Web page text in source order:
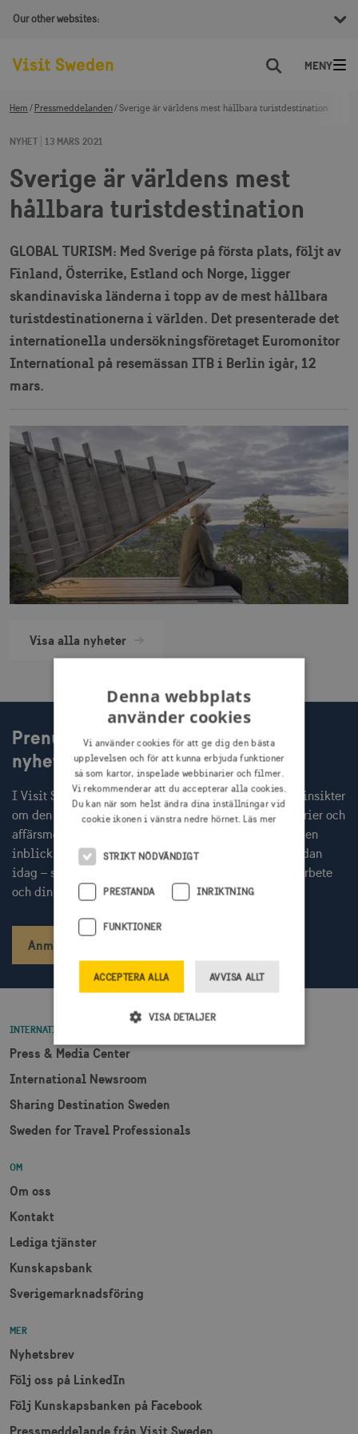
Our other websites:
Sök
Hem Pressmeddelanden Sverige är världens mest hållbara turistdestination
NYHET 13 MARS 2021
Sverige är världens mest
hållbara turistdestination
GLOBAL TURISM: Med Sverige på första plats, följt av
Finland, Österrike, Estland och Norge, ligger
skandinaviska länderna i topp av de mest hållbara
turistdestinationerna i världen. Det presenterade det
internationella undersökningsföretaget Euromonitor
International på resemässan ITB i Berlin igår, 12
mars.
Visa alla nyheter
Prenumerera på Visit Swedens
nyhetsbrev
I Visit Swedens nyhetsbrev får du varje månad färska insikter
om den globala resenären, inbjudningar till webbinarier och
affärsmöten med internationella researrangörer, samt en
inblick i aktuella Sverigekampanjer. Prenumerera redan
idag – så missar du inget av det som kan stärka ditt arbete
och din kommunikation.
Anmäl dig
INTERNATIONAL
Press & Media Center
International Newsroom
Sharing Destination Sweden
Sweden for Travel Professionals
OM
Om oss
Kontakt
Lediga tjänster
Kunskapsbank
Sverigemarknadsföring
MER
Nyhetsbrev
Följ oss på LinkedIn
Följ Kunskapsbanken på Facebook
Denna webbplats
använder cookies
Vi använder cookies för att ge dig den bästa
upplevelsen och för att kunna erbjuda funktioner
så som kartor, inspelade webbinarier och filmer.
Vi rekommenderar att du accepterar alla cookies.
Du kan när som helst ändra dina inställningar vid
cookie ikonen i vänstra nedre hörnet. Läs mer
STRIKT NÖDVÄNDIGT
PRESTANDA INRIKTNING
FUNKTIONER
ACCEPTERA ALLA AVVISA ALLT
VISA DETALJER
Strikt nödvändigt
Inriktning
Strikt nödvändiga cookies tillåter
csrftoken